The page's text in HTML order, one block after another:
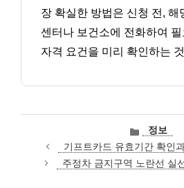
장 확실한 방법은 신청 전, 해
센터나 보건소에 전화하여
자격 요건을 미리 확인하는
카
테
고
리
정보
기프트카드 유효기간 확인
주정차 금지구역 노란선 실